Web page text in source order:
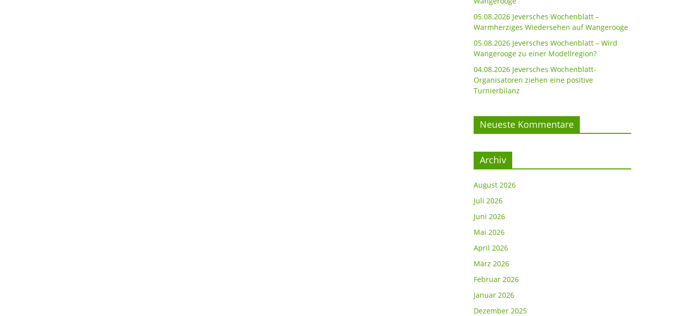
05.08.2026 Jeversches Wochenblatt –
Warmherziges Wiedersehen auf Wangerooge
05.08.2026 Jeversches Wochenblatt – Wird
Wangerooge zu einer Modellregion?
04.08.2026 Jeversches Wochenblatt-
Organisatoren ziehen eine positive
Turnierbilanz
Neueste Kommentare
Archiv
August 2026
Juli 2026
Juni 2026
Mai 2026
April 2026
März 2026
Februar 2026
Januar 2026
Dezember 2025